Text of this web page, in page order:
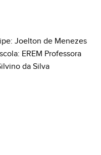
Joelton de Menezes
EREM Professora
da Silva